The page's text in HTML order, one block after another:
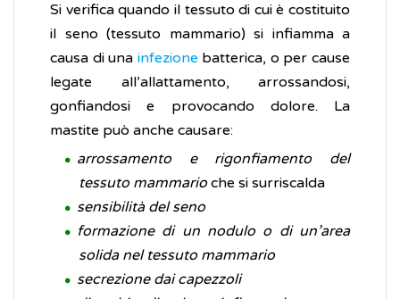
Si verifica quando il tessuto di cui è costituito
il seno (tessuto mammario) si infiamma a
causa di una infezione batterica, o per cause
legate all’allattamento, arrossandosi,
gonfiandosi e provocando dolore. La
mastite può anche causare:
arrossamento e rigonfiamento del
tessuto mammarioche si surriscalda
sensibilità del seno
formazione di un nodulo o di un’area
solida nel tessuto mammario
secrezione dai capezzoli